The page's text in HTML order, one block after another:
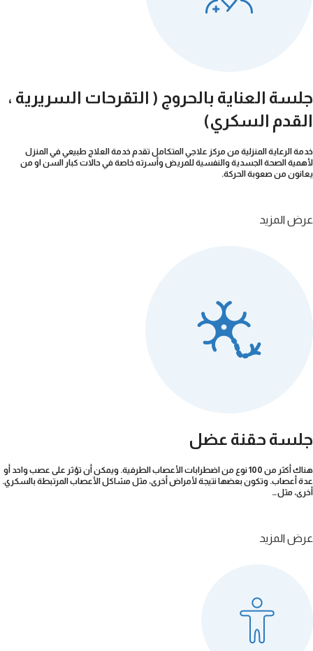
جلسة العناية بالحروج ( التقرحات السريرية ،
القدم السكري)
خدمة الرعاية المنزلية من مركز علاجي المتكامل تقدم خدمة العلاج طبيعي في المنزل
لأهمية الصحة الجسدية والنفسية للمريض وأسرته خاصة في حالات كبار السن او من
يعانون من صعوبة الحركة.
عرض المزيد
جلسة حقنة عضل
هناك أكثر من 100 نوع من اضطرابات الأعصاب الطرفية. ويمكن أن تؤثر على عصب واحد أو
عدة أعصاب. وتكون بعضها نتيجة لأمراض أخرى، مثل مشاكل الأعصاب المرتبطة بالسكري.
أخرى، مثل…
عرض المزيد